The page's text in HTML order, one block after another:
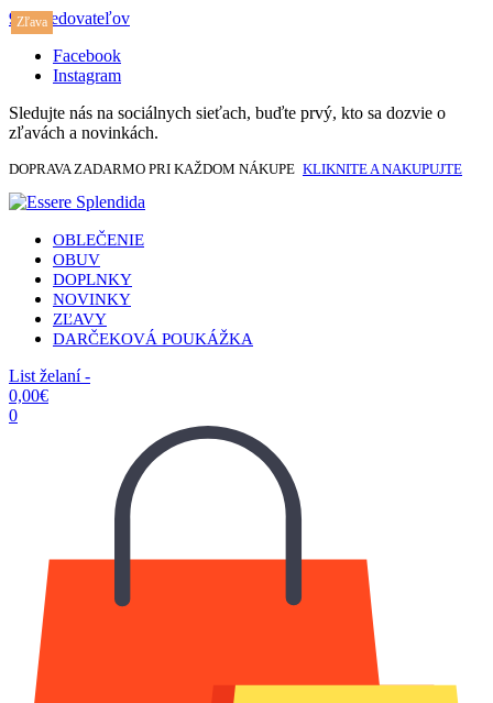
917 sledovateľov
Facebook
Instagram
Sledujte nás na sociálnych sieťach, buďte prvý, kto sa dozvie o
zľavách a novinkách.
DOPRAVA ZADARMO PRI KAŽDOM NÁKUPE KLIKNITE A NAKUPUJTE
OBLEČENIE
OBUV
DOPLNKY
NOVINKY
ZĽAVY
DARČEKOVÁ POUKÁŽKA
List želaní -
0,00€
0
Zľava